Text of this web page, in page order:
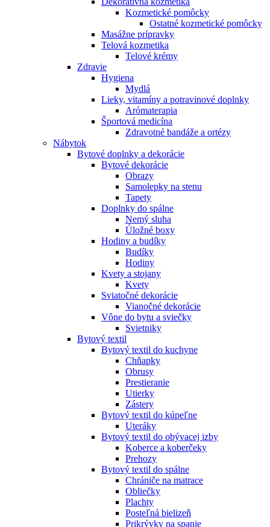
Kozmetické pomôcky
Ostatné kozmetické pomôcky
Masážne prípravky
Telová kozmetika
Telové krémy
Zdravie
Hygiena
Mydlá
Lieky, vitamíny a potravinové doplnky
Arómaterapia
Športová medicína
Zdravotné bandáže a ortézy
Nábytok
Bytové doplnky a dekorácie
Bytové dekorácie
Obrazy
Samolepky na stenu
Tapety
Doplnky do spálne
Nemý sluha
Úložné boxy
Hodiny a budíky
Budíky
Hodiny
Kvety a stojany
Kvety
Sviatočné dekorácie
Vianočné dekorácie
Vône do bytu a sviečky
Svietniky
Bytový textil
Bytový textil do kuchyne
Chňapky
Obrusy
Prestieranie
Utierky
Zástery
Bytový textil do kúpeľne
Uteráky
Bytový textil do obývacej izby
Koberce a koberčeky
Prehozy
Bytový textil do spálne
Chrániče na matrace
Obliečky
Plachty
Posteľná bielizeň
Prikrývky na spanie